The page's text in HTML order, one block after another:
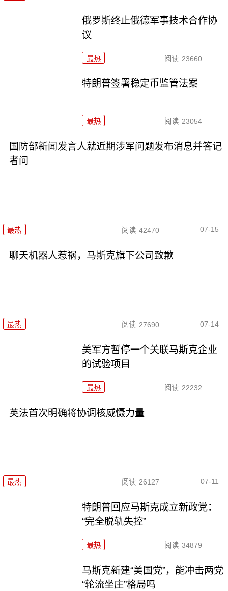
俄罗斯终止俄德军事技术合作协
议
最热 阅读 23660
特朗普签署稳定币监管法案
最热 阅读 23054
国防部新闻发言人就近期涉军问题发布消息并答记
者问
最热 阅读 42470 07-15
聊天机器人惹祸，马斯克旗下公司致歉
最热 阅读 27690 07-14
美军方暂停一个关联马斯克企业
的试验项目
最热 阅读 22232
英法首次明确将协调核威慑力量
最热 阅读 26127 07-11
特朗普回应马斯克成立新政党：
“完全脱轨失控”
最热 阅读 34879
马斯克新建“美国党”，能冲击两党
“轮流坐庄”格局吗